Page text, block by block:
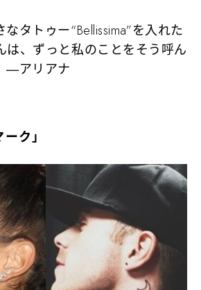
なタトゥー“Bellissima”を入れた
は、ずっと私のことをそう呼ん
―アリアナ
ク」